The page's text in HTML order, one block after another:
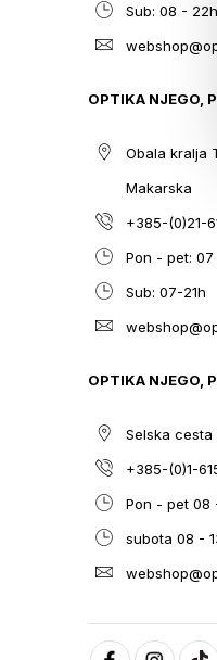
Sub: 08 - 22h
OPTIKA NJEGO,
Obala kralja
Makarska
+385-(0)21-
Pon - pet: 07
Sub: 07-21h
OPTIKA NJEGO,
Selska cesta
+385-(0)1-
Pon - pet 08
subota 08 -